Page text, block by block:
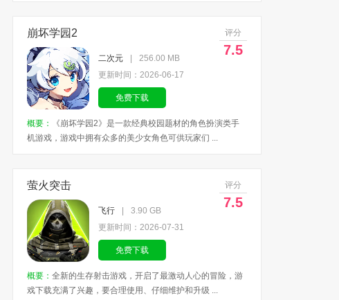
崩坏学园2 评分
7.5
二次元
256.00 MB
更新时间：2026-06-17
免费下载
概要：
《崩坏学园2》是一款经典校园题材的角色扮演类手
机游戏，游戏中拥有众多的美少女角色可供玩家们 ...
萤火突击 评分
7.5
飞行
3.90 GB
更新时间：2026-07-31
免费下载
概要： 全新的生存射击游戏，开启了最激动人心的冒险，游
戏下载充满了兴趣，要合理使用、仔细维护和升级 ...